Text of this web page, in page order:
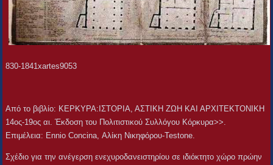
830-1841xartes9053
Aπό το βιβλίο: ΚΕΡΚΥΡΑ:ΙΣΤΟΡΙΑ, ΑΣΤΙΚΗ ΖΩΗ ΚΑΙ ΑΡΧΙΤΕΚΤΟΝΙΚΗ
14ος-19ος αι. Έκδοση του Πολιτιστικού Συλλόγου Κόρκυρα>>.
Επιμέλεια: Ennio Concina, Αλίκη Νικηφόρου-Testone.
Σχέδιο για την ανέγερση ενεχυροδανειστηρίου σε ιδιόκτητο χώρο πρώην